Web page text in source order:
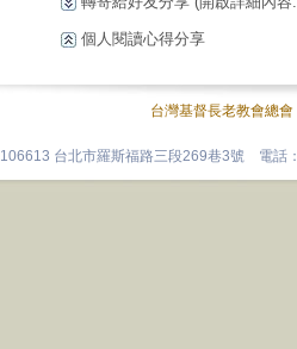
個人閱讀心得分享
台灣基督長老教會總會
106613 台北市羅斯福路三段269巷3號 電